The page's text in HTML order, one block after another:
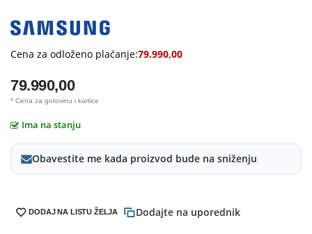
Cena za odloženo plaćanje:79.990,00
79.990,00
* Cena za gotovinu i kartice
Ima na stanju
Obavestite me kada proizvod bude na sniženju
DODAJ NA LISTU ŽELJA Dodajte na uporednik